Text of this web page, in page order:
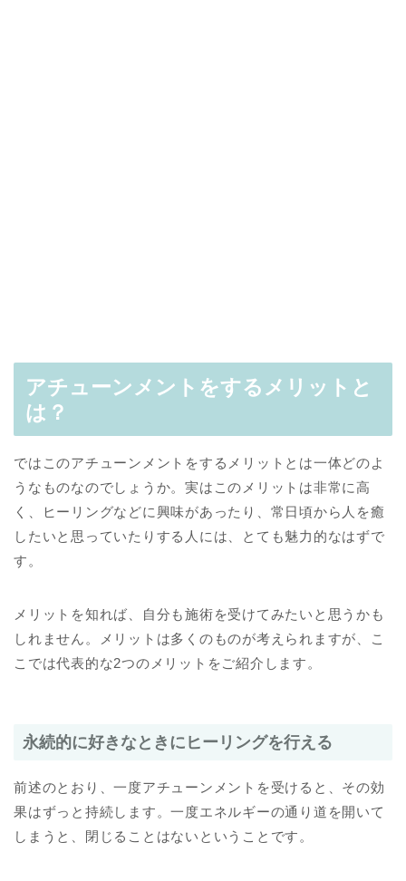
アチューンメントをするメリットと
は？
ではこのアチューンメントをするメリットとは一体どのよ
うなものなのでしょうか。実はこのメリットは非常に高
く、ヒーリングなどに興味があったり、常日頃から人を癒
したいと思っていたりする人には、とても魅力的なはずで
す。
メリットを知れば、自分も施術を受けてみたいと思うかも
しれません。メリットは多くのものが考えられますが、こ
こでは代表的な2つのメリットをご紹介します。
永続的に好きなときにヒーリングを行える
前述のとおり、一度アチューンメントを受けると、その効
果はずっと持続します。一度エネルギーの通り道を開いて
しまうと、閉じることはないということです。